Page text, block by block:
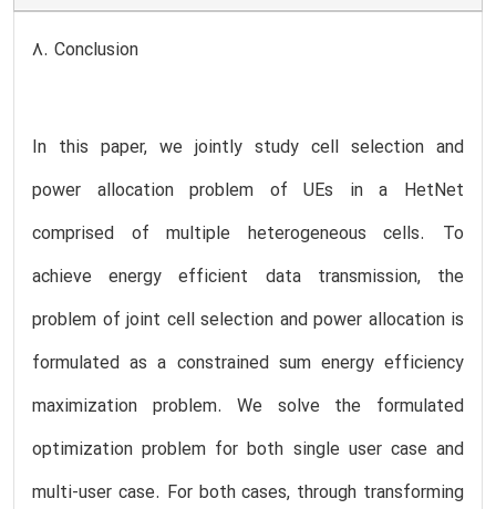
8. Conclusion
In this paper, we jointly study cell selection and
power allocation problem of UEs in a HetNet
comprised of multiple heterogeneous cells. To
achieve energy efficient data transmission, the
problem of joint cell selection and power allocation is
formulated as a constrained sum energy efficiency
maximization problem. We solve the formulated
optimization problem for both single user case and
multi-user case. For both cases, through transforming